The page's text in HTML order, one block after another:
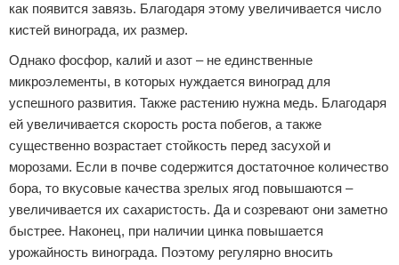
как появится завязь. Благодаря этому увеличивается число
кистей винограда, их размер.
Однако фосфор, калий и азот – не единственные
микроэлементы, в которых нуждается виноград для
успешного развития. Также растению нужна медь. Благодаря
ей увеличивается скорость роста побегов, а также
существенно возрастает стойкость перед засухой и
морозами. Если в почве содержится достаточное количество
бора, то вкусовые качества зрелых ягод повышаются –
увеличивается их сахаристость. Да и созревают они заметно
быстрее. Наконец, при наличии цинка повышается
урожайность винограда. Поэтому регулярно вносить